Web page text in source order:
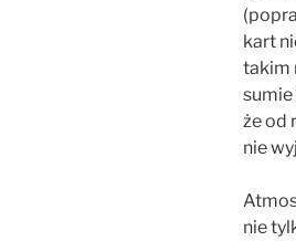
kart
takim
sumie
że od
nie
nie